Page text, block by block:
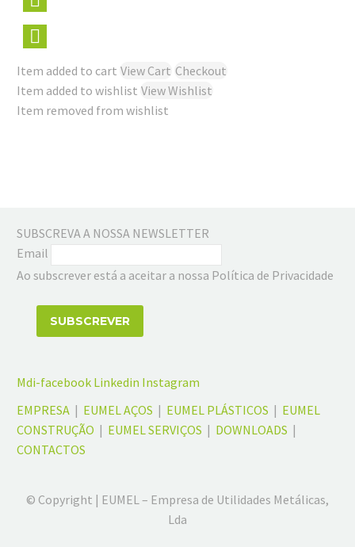
Item added to cart View Cart Checkout
Item added to wishlist View Wishlist
Item removed from wishlist
SUBSCREVA A NOSSA NEWSLETTER
Email
Ao subscrever está a aceitar a nossa Política de Privacidade
Mdi-facebook Linkedin Instagram
EMPRESA | EUMEL AÇOS | EUMEL PLÁSTICOS | EUMEL
CONSTRUÇÃO | EUMEL SERVIÇOS | DOWNLOADS |
CONTACTOS
© Copyright | EUMEL – Empresa de Utilidades Metálicas,
Lda